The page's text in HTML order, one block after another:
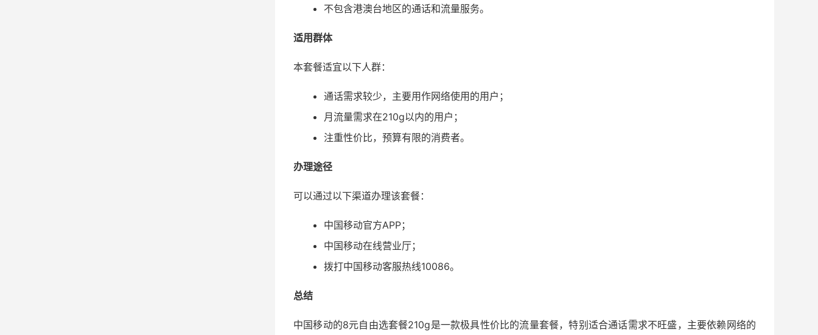
不包含港澳台地区的通话和流量服务。
适用群体
本套餐适宜以下人群：
通话需求较少，主要用作网络使用的用户；
月流量需求在210g以内的用户；
注重性价比，预算有限的消费者。
办理途径
可以通过以下渠道办理该套餐：
中国移动官方APP；
中国移动在线营业厅；
拨打中国移动客服热线10086。
总结
中国移动的8元自由选套餐210g是一款极具性价比的流量套餐，特别适合通话需求不旺盛，主要依赖网络的